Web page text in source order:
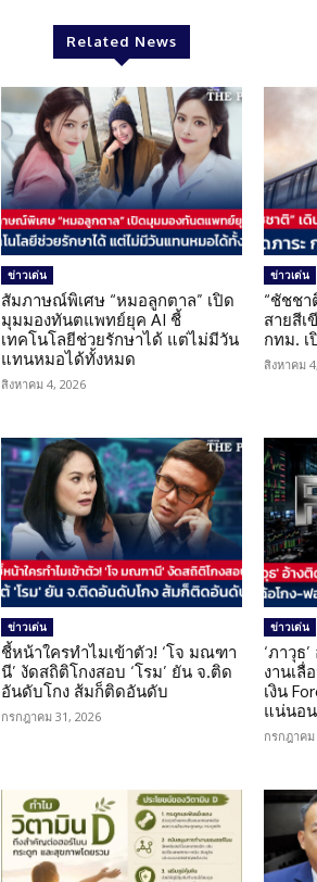
Related News
ข่าวเด่น
สัมภาษณ์พิเศษ “หมอลูกตาล” เปิด
มุมมองทันตแพทย์ยุค AI ชี้
เทคโนโลยีช่วยรักษาได้ แต่ไม่มีวัน
แทนหมอได้ทั้งหมด
สิงหาคม 4, 2026
ข่าวเด่น
“ชัชชา
สายสีเ
กทม. เ
สิงหาคม
ข่าวเด่น
ชี้หน้าใครทำไมเข้าตัว! ‘โจ มณฑา
นี’ งัดสถิติโกงสอบ ‘โรม’ ยัน จ.ติด
อันดับโกง ส้มก็ติดอันดับ
กรกฎาคม 31, 2026
ข่าวเด่น
‘ภาวุธ
งานเลื่
เงิน
แน่นอน
กรกฎาคม